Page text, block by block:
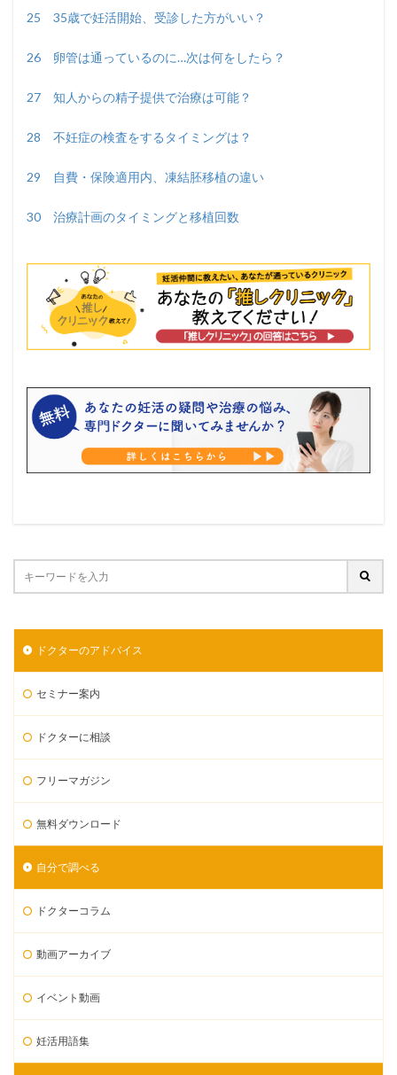
25 35歳で妊活開始、受診した方がいい？
26 卵管は通っているのに…次は何をしたら？
27 知人からの精子提供で治療は可能？
28 不妊症の検査をするタイミングは？
29 自費・保険適用内、凍結胚移植の違い
30 治療計画のタイミングと移植回数
ドクターのアドバイス
セミナー案内
ドクターに相談
フリーマガジン
無料ダウンロード
自分で調べる
ドクターコラム
動画アーカイブ
イベント動画
妊活用語集